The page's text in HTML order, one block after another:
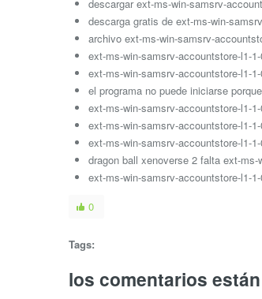
descargar ext-ms-win-samsrv-
descarga gratis de ext-ms-win-
archivo ext-ms-win-samsrv-
ext-ms-win-samsrv-accountstore-l1-
ext-ms-win-samsrv-accountstore-l1-
el programa no puede iniciarse
ext-ms-win-samsrv-accountstore-l1-
ext-ms-win-samsrv-accountstore-l1-
ext-ms-win-samsrv-accountstore-l1-
dragon ball xenoverse 2 falta ext-
ext-ms-win-samsrv-accountstore-l1-
0
Tags:
los comentarios